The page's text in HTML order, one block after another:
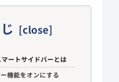
ートサイドバーとは
機能をオンにする